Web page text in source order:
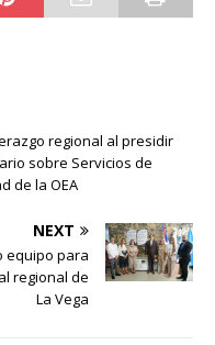
regional al presidir
sobre Servicios de
de la OEA
NEXT
equipo para
regional de
La Vega